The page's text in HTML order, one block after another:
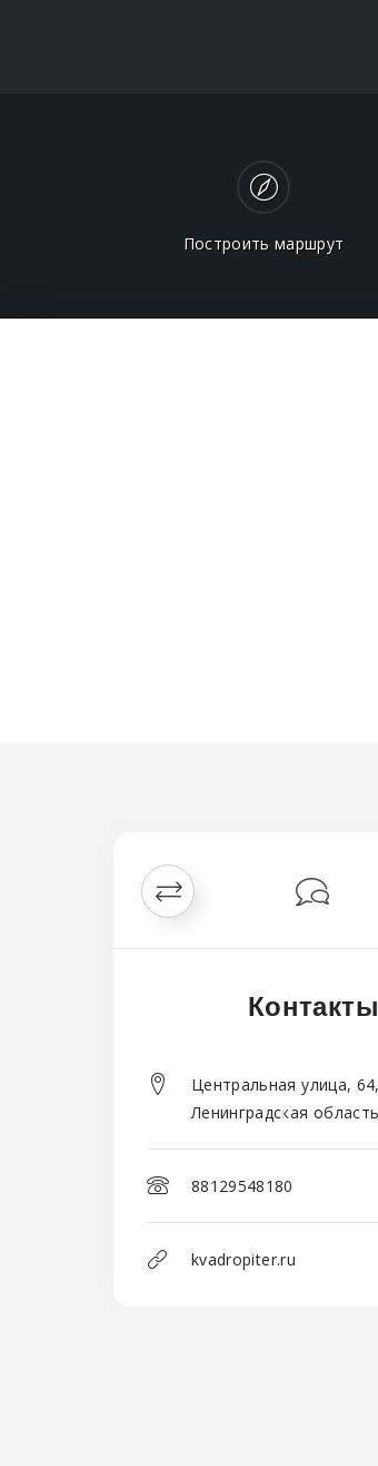
Построить маршрут
Контакты
Центральная улица,
Ленинградская
88129548180
kvadropiter.ru